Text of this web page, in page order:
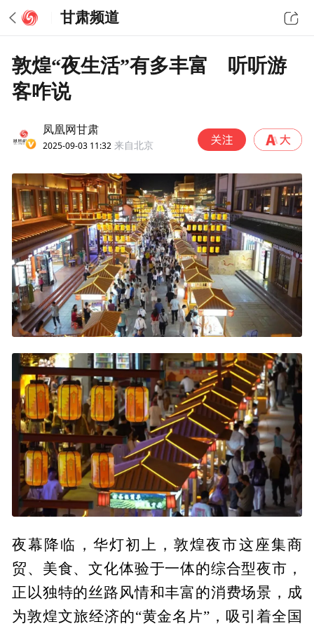
甘肃频道
敦煌“夜生活”有多丰富 听听游
客咋说
凤凰网甘肃
2025-09-03 11:32 来自北京
夜幕降临，华灯初上，敦煌夜市这座集商
贸、美食、文化体验于一体的综合型夜市，
正以独特的丝路风情和丰富的消费场景，成
为敦煌文旅经济的“黄金名片”，吸引着全国